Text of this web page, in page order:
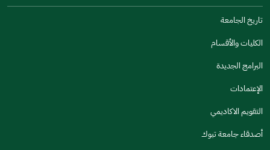
الإجابات كانت مرتبطة
تصميمه يجعله سهل القراءة
أخرى
جنس
تاريخ الجامعة
الكليات والأقسام
البرامج الجديدة
الإعتمادات
التقويم الاكاديمي
أصدقاء جامعة تبوك